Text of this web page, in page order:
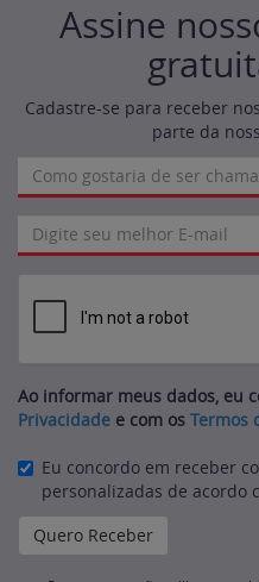
Assine
Cadastre-se para receber
parte da
Ao informar meus dados, eu
Privacidade e com os Termos
Eu concordo em receber
personalizadas de acordo